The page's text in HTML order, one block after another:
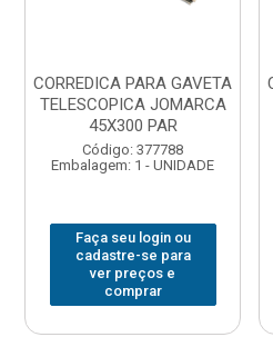
CORREDICA PARA GAVETA
TELESCOPICA JOMARCA
45X300 PAR
Código: 377788
Embalagem: 1 - UNIDADE
Faça seu login ou
cadastre-se para
ver preços e
comprar